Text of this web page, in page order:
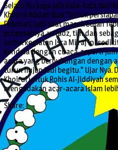
Selain itu juga ada kata-kata dari
Khoirul Abdan Ihza “Untuk
Februari, jadi saat masuk bulan
proposalnya, ustadz, tim dan
untuk kegiatan Isra Mi’raj ini
kendala dengan cuaca, seperti
acara yang berhubungan dengan
turun hujan jadi begitu.” Ujar Nya.
Khoirul untuk Rohis Al-Jiddiyah
mengadakan acar-acara Islam
Share:
Twitter
Facebook
LinkedIn